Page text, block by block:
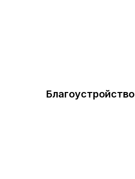
Благоустройство